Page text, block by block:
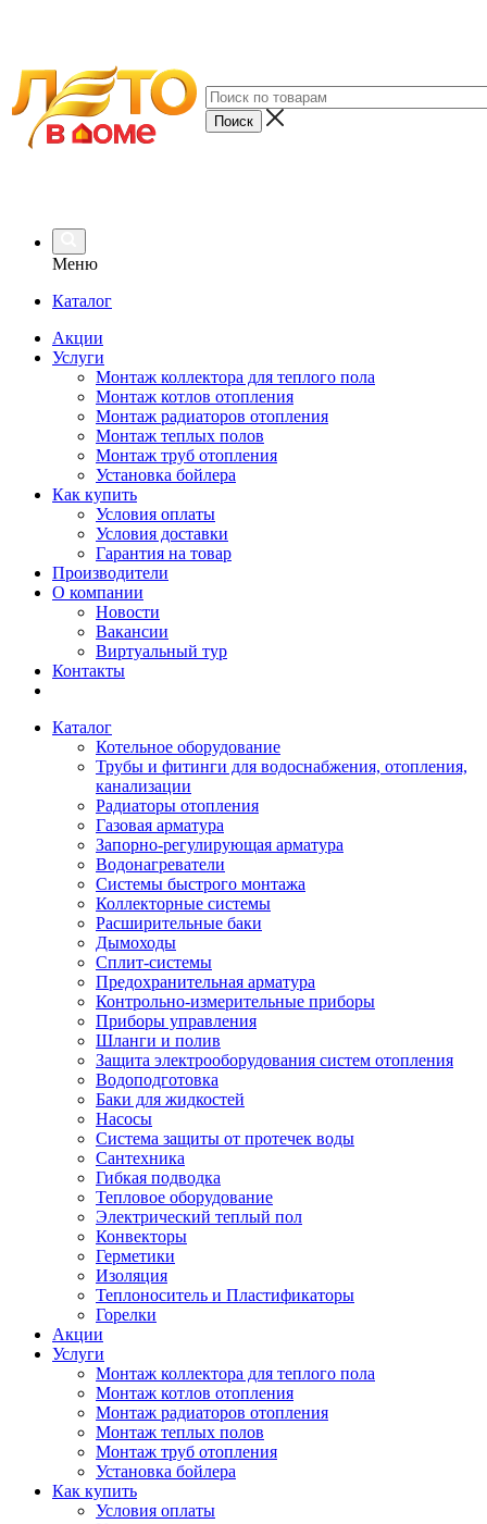
Меню
Каталог
Акции
Услуги
Монтаж коллектора для теплого пола
Монтаж котлов отопления
Монтаж радиаторов отопления
Монтаж теплых полов
Монтаж труб отопления
Установка бойлера
Как купить
Условия оплаты
Условия доставки
Гарантия на товар
Производители
О компании
Новости
Вакансии
Виртуальный тур
Контакты
Каталог
Котельное оборудование
Трубы и фитинги для водоснабжения, отопления,
канализации
Радиаторы отопления
Газовая арматура
Запорно-регулирующая арматура
Водонагреватели
Системы быстрого монтажа
Коллекторные системы
Расширительные баки
Дымоходы
Сплит-системы
Предохранительная арматура
Контрольно-измерительные приборы
Приборы управления
Шланги и полив
Защита электрооборудования систем отопления
Водоподготовка
Баки для жидкостей
Насосы
Система защиты от протечек воды
Сантехника
Гибкая подводка
Тепловое оборудование
Электрический теплый пол
Конвекторы
Герметики
Изоляция
Теплоноситель и Пластификаторы
Горелки
Акции
Услуги
Монтаж коллектора для теплого пола
Монтаж котлов отопления
Монтаж радиаторов отопления
Монтаж теплых полов
Монтаж труб отопления
Установка бойлера
Как купить
Условия оплаты